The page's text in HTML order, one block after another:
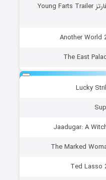
دانلود مستند قطعات تریلر یانگ فارتز Young Farts Trailer